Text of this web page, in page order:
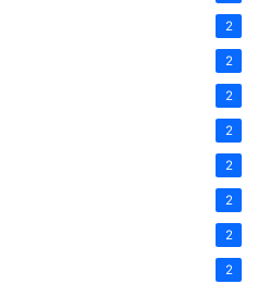
2
2
2
2
2
2
2
2